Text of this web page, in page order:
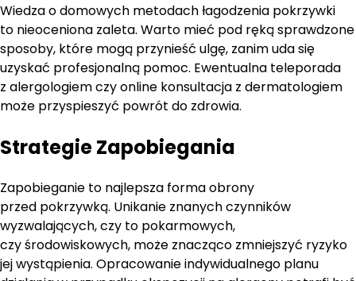
Wiedza o domowych metodach łagodzenia pokrzywki
to nieoceniona zaleta. Warto mieć pod ręką sprawdzone
sposoby, które mogą przynieść ulgę, zanim uda się
uzyskać profesjonalną pomoc. Ewentualna teleporada
z alergologiem czy online konsultacja z dermatologiem
może przyspieszyć powrót do zdrowia.
Strategie Zapobiegania
Zapobieganie to najlepsza forma obrony
przed pokrzywką. Unikanie znanych czynników
wyzwalających, czy to pokarmowych,
czy środowiskowych, może znacząco zmniejszyć ryzyko
jej wystąpienia. Opracowanie indywidualnego planu